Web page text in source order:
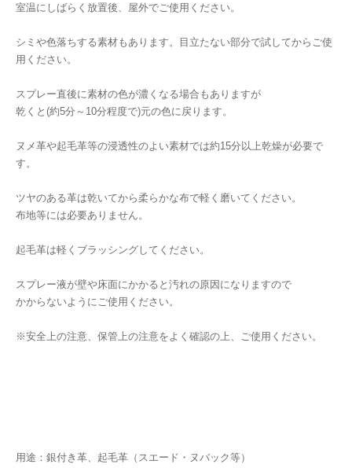
室温にしばらく放置後、屋外でご使用ください。
シミや色落ちする素材もあります。目立たない部分で試してからご使
用ください。
スプレー直後に素材の色が濃くなる場合もありますが
乾くと(約5分～10分程度で)元の色に戻ります。
ヌメ革や起毛革等の浸透性のよい素材では約15分以上乾燥が必要で
す。
ツヤのある革は乾いてから柔らかな布で軽く磨いてください。
布地等には必要ありません。
起毛革は軽くブラッシングしてください。
スプレー液が壁や床面にかかると汚れの原因になりますので
かからないようにご使用ください。
※安全上の注意、保管上の注意をよく確認の上、ご使用ください。
用途：銀付き革、起毛革（スエード・ヌバック等）